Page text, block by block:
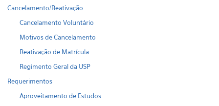
Cancelamento/Reativação
Cancelamento Voluntário
Motivos de Cancelamento
Reativação de Matrícula
Regimento Geral da USP
Requerimentos
Aproveitamento de Estudos